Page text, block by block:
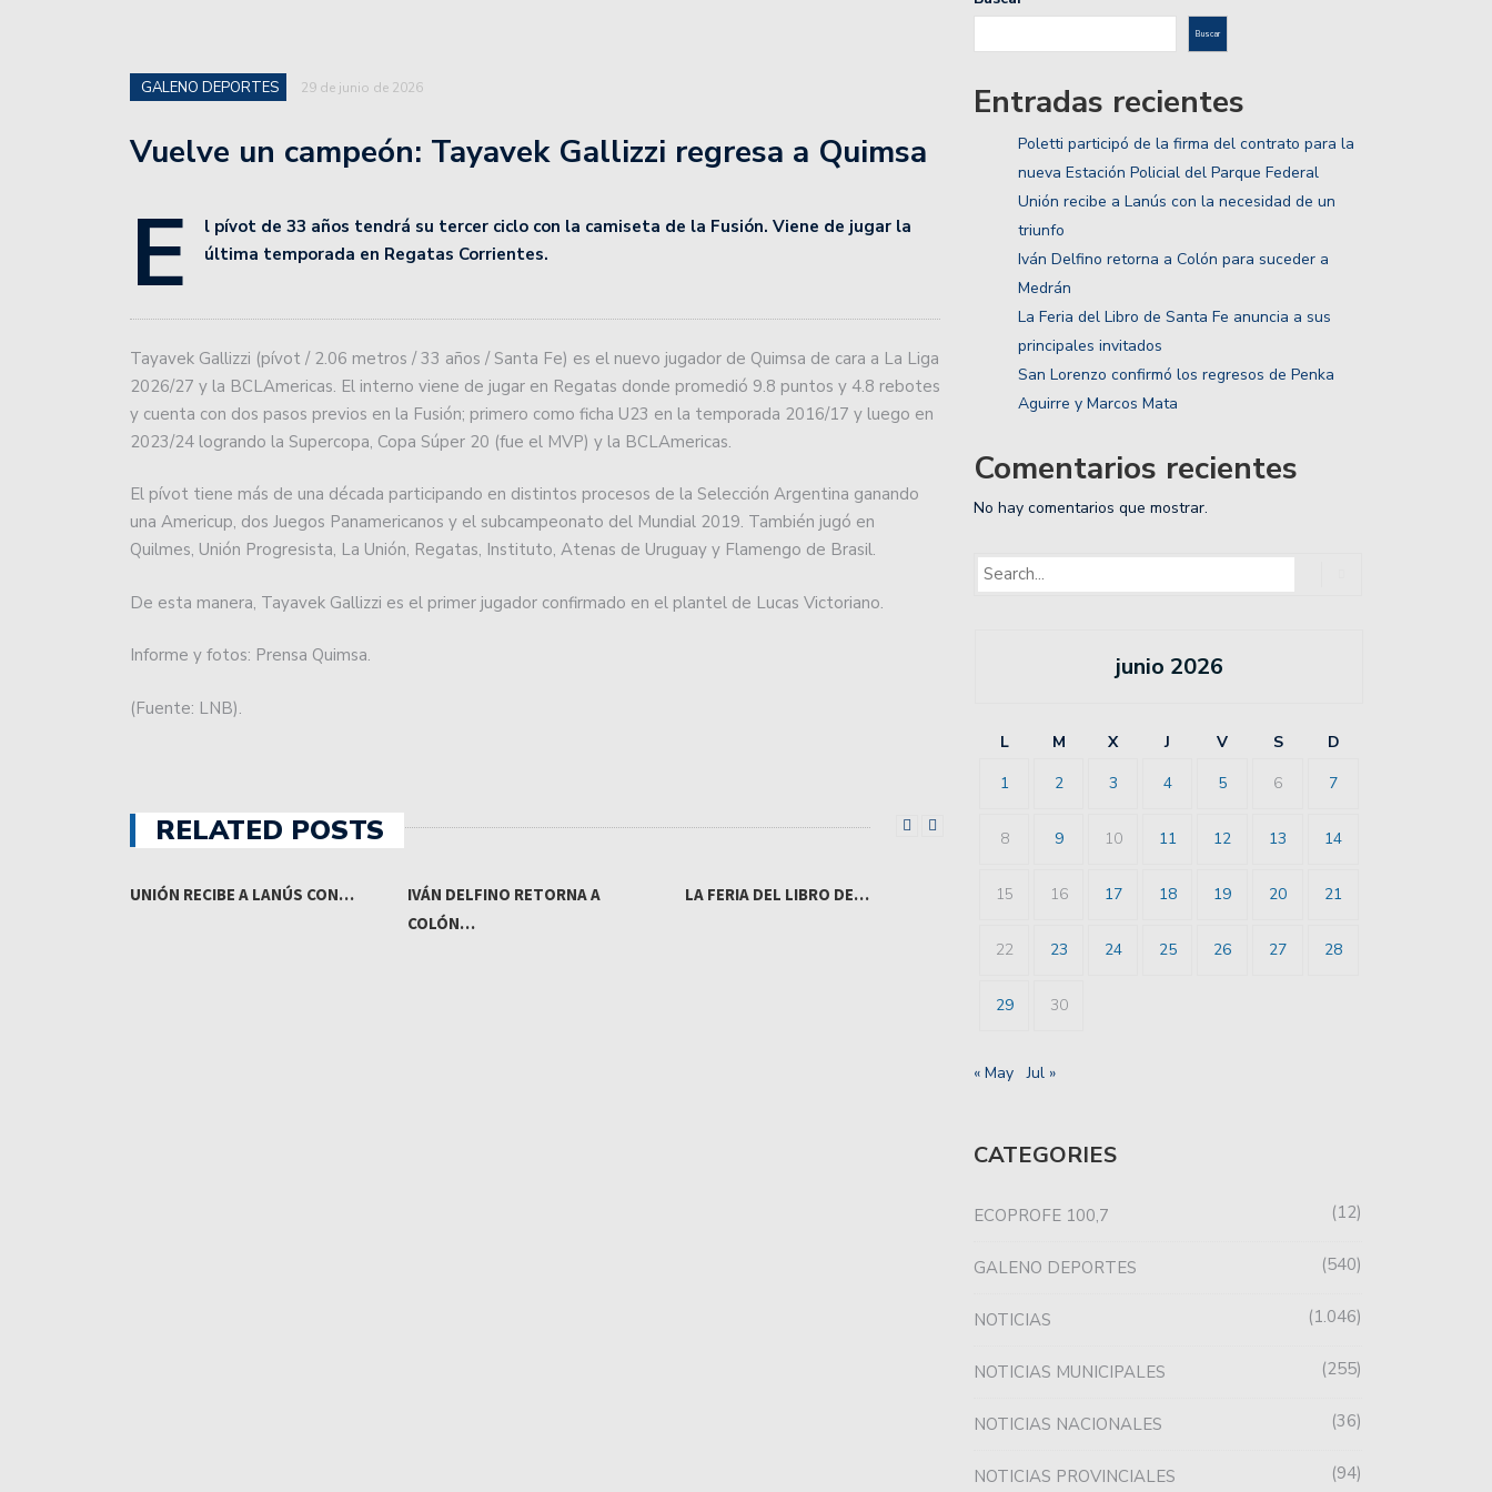
GALENO DEPORTES 29 de junio de 2026
Vuelve un campeón: Tayavek Gallizzi regresa a Quimsa
E
l pívot de 33 años tendrá su tercer ciclo con la camiseta de la Fusión. Viene de jugar la
última temporada en Regatas Corrientes.
Tayavek Gallizzi (pívot / 2.06 metros / 33 años / Santa Fe) es el nuevo jugador de Quimsa de cara a La Liga
2026/27 y la BCLAmericas. El interno viene de jugar en Regatas donde promedió 9.8 puntos y 4.8 rebotes
y cuenta con dos pasos previos en la Fusión; primero como ficha U23 en la temporada 2016/17 y luego en
2023/24 logrando la Supercopa, Copa Súper 20 (fue el MVP) y la BCLAmericas.
El pívot tiene más de una década participando en distintos procesos de la Selección Argentina ganando
una Americup, dos Juegos Panamericanos y el subcampeonato del Mundial 2019. También jugó en
Quilmes, Unión Progresista, La Unión, Regatas, Instituto, Atenas de Uruguay y Flamengo de Brasil.
De esta manera, Tayavek Gallizzi es el primer jugador confirmado en el plantel de Lucas Victoriano.
Informe y fotos: Prensa Quimsa.
(Fuente: LNB).
RELATED POSTS
UNIÓN RECIBE A LANÚS CON…
IVÁN DELFINO RETORNA A
COLÓN…
LA FERIA DEL LIBRO DE…
Buscar
Entradas recientes
Poletti participó de la firma del contrato para la
nueva Estación Policial del Parque Federal
Unión recibe a Lanús con la necesidad de un
triunfo
Iván Delfino retorna a Colón para suceder a
Medrán
La Feria del Libro de Santa Fe anuncia a sus
principales invitados
San Lorenzo confirmó los regresos de Penka
Aguirre y Marcos Mata
Comentarios recientes
No hay comentarios que mostrar.
junio 2026
L M X J V S
D
1
2 3 4 5 6 7
8 9 10 11 12 13 14
15 16 17 18 19 20 21
22 23 24 25 26 27 28
29 30
« May Jul »
CATEGORIES
ECOPROFE 100,7 12
GALENO DEPORTES 540
NOTICIAS 1.046
NOTICIAS MUNICIPALES 255
NOTICIAS NACIONALES 36
NOTICIAS PROVINCIALES 94